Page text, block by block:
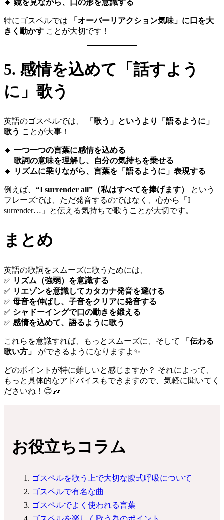
特にゴスペルでは
「オーバーリアクション気味」に口を大
きく動かす ことが大切です！
5. 感情を込めて「話すよう
に」歌う
英語のゴスペルでは、
「歌う」というより「語るように」
歌う ことが大事！
🔹 一つ一つの言葉に感情を込める
🔹 歌詞の意味を理解し、自分の気持ちを乗せる
🔹
リズムに乗りながら、言葉を「語るように」表現する
例えば、 “I surrender all”（私はすべてを捧げます）
という
フレーズでは、ただ発音するのではなく、心から「I
surrender…」と伝える気持ちで歌うことが大切です。
まとめ
英語の歌詞をスムーズに歌うためには、
✅ リズム（強弱）を意識する
✅ リエゾンを意識してカタカナ発音を避ける
✅ 母音を伸ばし、子音をクリアに発音する
✅ シャドーイングで口の動きを鍛える
✅ 感情を込めて、語るように歌う
これらを意識すれば、もっとスムーズに、そして
「伝わる
歌い方」
ができるようになりますよ✨
どのポイントが特に難しいと感じますか？ それによって、
もっと具体的なアドバイスもできますので、気軽に聞いてく
ださいね！😊🎶
お役立ちコラム
ゴスペルを歌う上で大切な腹式呼吸について
ゴスペルで有名な曲
ゴスペルでよく使われる言葉